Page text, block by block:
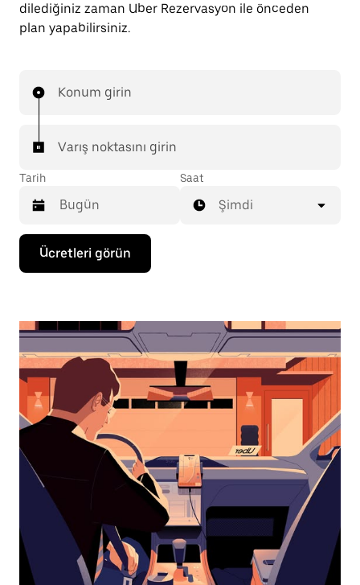
dilediğiniz zaman Uber Rezervasyon ile önceden
plan yapabilirsiniz.
Konum girin
Varış noktasını girin
Tarih
Takvimle
etkileşime
geçmek
seçmek
aşağı
ok
tuşuna
basın.
Takvimi
kapatmak
için
escape
tuşuna
basın.
Saat
Şimdi
Ücretleri görün